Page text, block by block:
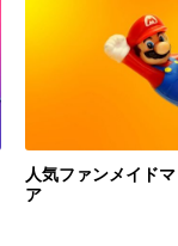
人気ファンメイド
ア